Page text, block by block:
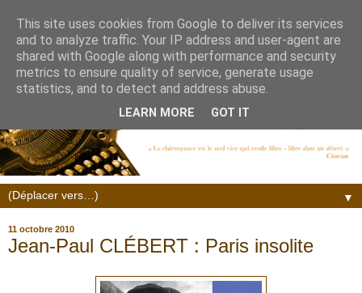
▼
11 octobre 2010
Jean-Paul CLÉBERT : Paris insolite
This site uses cookies from Google to deliver its services
and to analyze traffic. Your IP address and user-agent are
shared with Google along with performance and security
metrics to ensure quality of service, generate usage
statistics, and to detect and address abuse.
LEARN MORE GOT IT